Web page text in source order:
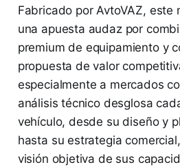
Fabricado por AvtoVAZ, este
una apuesta audaz por
premium de equipamiento y
propuesta de valor
especialmente a mercados
análisis técnico desglosa
vehículo, desde su diseño y
hasta su estrategia
visión objetiva de sus